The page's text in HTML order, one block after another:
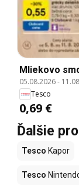
Mliekovo
05.08.2026-
Tesco
0,69 €
Ďalšie
Tesco Kapor
Tesco